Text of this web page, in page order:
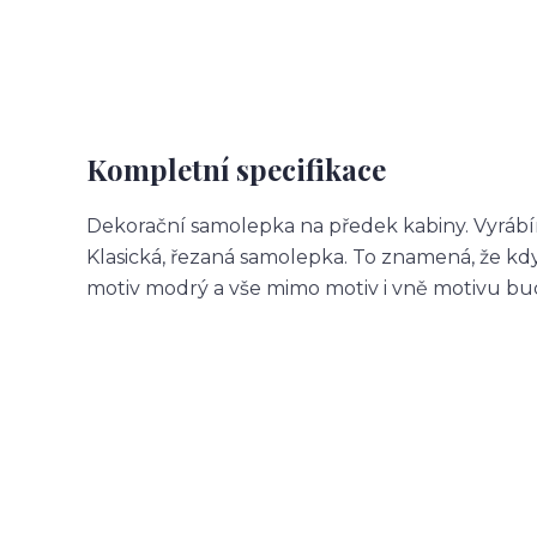
Kompletní specifikace
Dekorační samolepka na předek kabiny.
Klasická, řezaná samolepka. To znamená, že
motiv modrý a vše mimo motiv i vně motivu